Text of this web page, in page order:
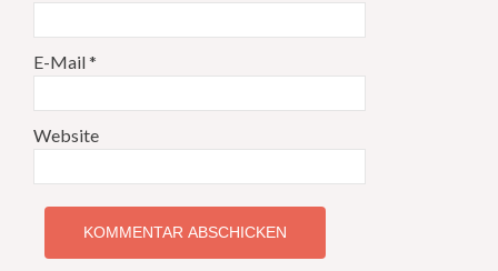
E-Mail*
Website